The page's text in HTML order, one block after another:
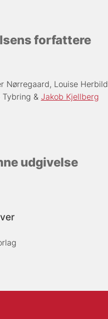
forfattere
Nørregaard Louise Herbild
Tybring
Jakob Kjellberg
udgivelse